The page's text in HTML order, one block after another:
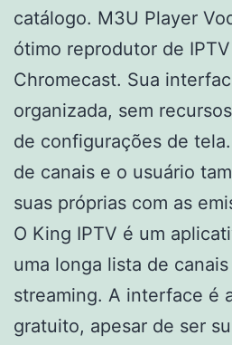
catálogo. M3U Player
ótimo reprodutor de
Chromecast. Sua
organizada, sem
de configurações de
de canais e o usuário
suas próprias com as
O King IPTV é um
uma longa lista de
streaming. A interface é
gratuito, apesar de ser